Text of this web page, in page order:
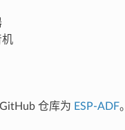
机
仓库为 ESP-ADF。